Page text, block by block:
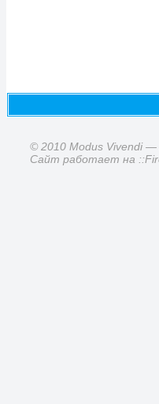
© 2010 Modus Vivendi
Сайт работает на